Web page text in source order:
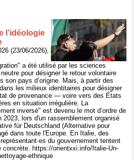
l’idéologie
(23/06/2026),
a été utilisé par les sciences
pour désigner le retour volontaire
son pays d’origine. Mais, à partir des
les milieux identitaires pour désigner
de provenance — voire vers des États
en situation irrégulière. La
inversé" est devenu le mot d’ordre de
2023, lors d'un rassemblement organisé
für Deutschland (Alternative pour
dans toute l'Europe. En Italie, des
du gouvernement tentent
concrète. https://orientxxi.info/Italie-Un-
ethnique